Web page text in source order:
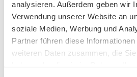
analysieren. Außerdem geben wir
Verwendung unserer Website an
soziale Medien, Werbung und
Partner führen diese
weiteren Daten zusammen, die
Fußgewölbe flacher.
Mehr lesen